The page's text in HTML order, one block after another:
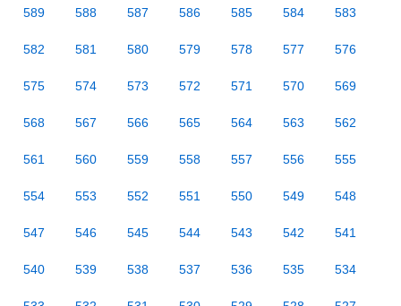
589 588 587 586 585 584 583
582 581 580 579 578 577 576
575 574 573 572 571 570 569
568 567 566 565 564 563 562
561 560 559 558 557 556 555
554 553 552 551 550 549 548
547 546 545 544 543 542 541
540 539 538 537 536 535 534